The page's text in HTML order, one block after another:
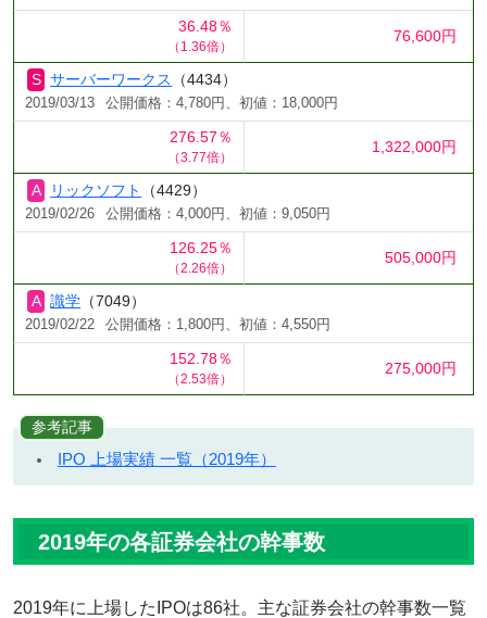
36.48％
（1.36倍）
76,600円
サーバーワークス （4434）
2019/03/13 公開価格：4,780円、初値：18,000円
276.57％
（3.77倍）
1,322,000円
リックソフト （4429）
2019/02/26 公開価格：4,000円、初値：9,050円
126.25％
（2.26倍）
505,000円
識学 （7049）
2019/02/22 公開価格：1,800円、初値：4,550円
152.78％
（2.53倍）
275,000円
参考記事
IPO 上場実績 一覧（2019年）
2019年の各証券会社の幹事数
2019年に上場したIPOは86社。主な証券会社の幹事数一覧